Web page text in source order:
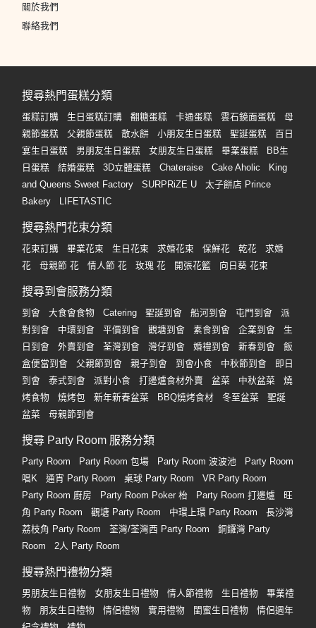
關於我們
聯絡我們
搜尋熱門蛋糕分類
蛋糕訂購 生日蛋糕訂購 翻糖蛋糕 卡通蛋糕 雲石鏡面蛋糕
母
親節蛋糕
父親節蛋糕 散水餅 小朋友生日蛋糕 聖誕蛋糕
百日
宴生日蛋糕
男朋友生日蛋糕 女朋友生日蛋糕 畢業蛋糕
BB生
日蛋糕
結婚蛋糕 3D立體蛋糕 Chateraise Cake Aholic
King
and Queens Sweet Factory
SURPRiZE U
太子餅店 Prince
Bakery
LIFETASTIC
搜尋熱門花束分類
花束訂購 畢業花束 生日花束 求婚花束 保鮮花 乾花
求婚
花
母親節 花 情人節 花 玫瑰 花 開張花籃 向日葵 花束
搜尋到會服務分類
到會 大食會食物 Catering 聖誕到會 船河到會 屯門到會
派
對到會
中環到會 平價到會 觀塘到會 素食到會 企業到會
生
日到會
外賣到會 荃灣到會 灣仔到會 婚禮到會 新春到會
飯
盒便當到會
父親節到會 親子到會 到會小食 中秋節到會
即日
到會
泰式到會 派對小食 打邊爐食材外賣 盆菜 中秋盆菜
燒
烤食物
燒烤包 新年新春盆菜 BBQ燒烤食材 冬至盆菜
聖誕
盆菜
母親節到會
搜尋 Party Room 服務分類
Party Room Party Room 包場 Party Room 波波池
Party Room
唱K
通宵 Party Room 桌球 Party Room
VR Party Room
Party Room 廚房
Party Room Poker 枱 Party Room 打邊爐
旺
角 Party Room
觀塘 Party Room 中環上環 Party Room
長沙灣
荔枝角 Party Room
荃灣/荃灣西 Party Room
銅鑼灣 Party
Room
2人 Party Room
搜尋熱門禮物分類
男朋友生日禮物 女朋友生日禮物 情人節禮物 生日禮物
畢業禮
物
朋友生日禮物 情侶禮物 實用禮物 閨蜜生日禮物
情侶週年